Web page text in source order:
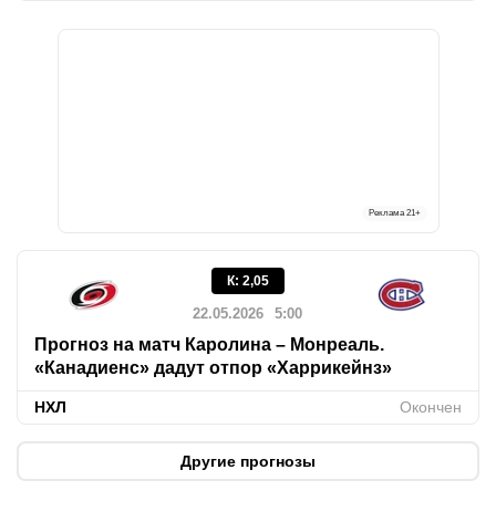
Реклама 21+
К: 2,05
22.05.2026 5:00
Прогноз на матч Каролина – Монреаль.
«Канадиенс» дадут отпор «Харрикейнз»
НХЛ Окончен
Другие прогнозы